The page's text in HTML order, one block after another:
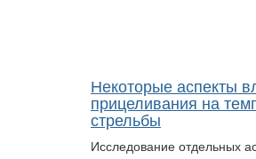
Некоторые аспекты
прицеливания на
стрельбы
Исследование отдельных